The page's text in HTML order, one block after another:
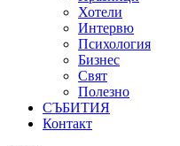
Хотели
Интервю
Психология
Бизнес
Свят
Полезно
СЪБИТИЯ
Контакт